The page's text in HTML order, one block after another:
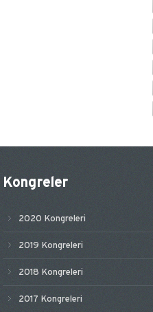
Kongreler
2020 Kongreleri
2019 Kongreleri
2018 Kongreleri
2017 Kongreleri